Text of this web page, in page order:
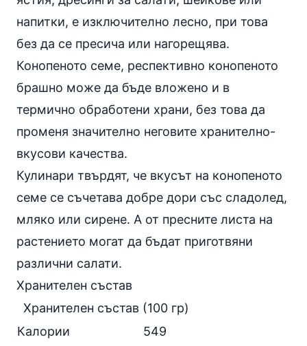
напитки, е изключително лесно, при това
без да се пресича или нагорещява.
Конопеното семе, респективно конопеното
брашно може да бъде вложено и в
термично обработени храни, без това да
променя значително неговите хранително-
вкусови качества.
Кулинари твърдят, че вкусът на конопеното
семе се съчетава добре дори със сладолед,
мляко или сирене. А от пресните листа на
растението могат да бъдат приготвяни
различни салати.
Хранителен състав
Хранителен състав (100 гр)
Калории
549